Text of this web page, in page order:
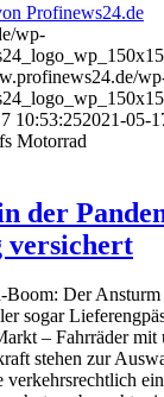
Profinews24.de
wp-
10:53:252021-05-
Motorrad
der
versichert
Der
sogar
– Fahrräder mit
stehen zur
verkehrsrechtlich